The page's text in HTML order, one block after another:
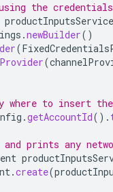
the
.newBuilder()
(
(
where to insert
.getAccountId().
and prints any
.create(